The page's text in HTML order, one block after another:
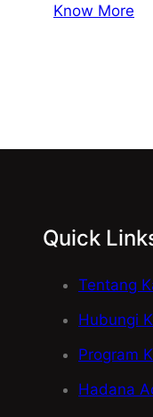
Know More
Quick
Tentang
Hubungi
Program
Hadana